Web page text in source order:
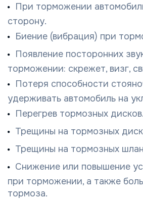
При торможении
сторону.
Биение (вибрация) при
Появление посторонних
торможении: скрежет, визг,
Потеря способности
удерживать автомобиль на
Перегрев тормозных дисков.
Трещины на тормозных
Трещины на тормозных
Снижение или повышение
при торможении, а также
тормоза.